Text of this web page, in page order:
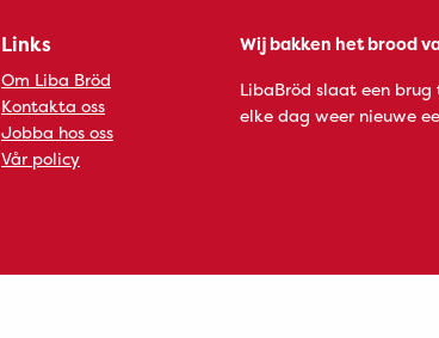
Links
Om Liba Bröd
Kontakta oss
Jobba hos oss
Vår policy
Wij bakken het brood
LibaBröd slaat een brug
elke dag weer nieuwe